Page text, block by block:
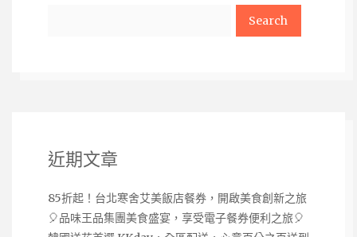
近期文章
85折起！台北寒舍艾美飯店餐券，開啟美食創新之旅
🎈品味王品集團美食盛宴，享受電子餐券便利之旅🎈